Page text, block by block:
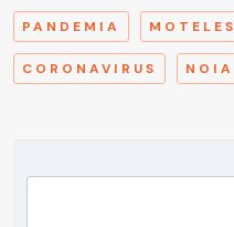
PANDEMIA MOTELES
CORONAVIRUS NOIA